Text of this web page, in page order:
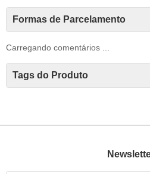
Formas de Parcelamento
Carregando comentários ...
Tags do Produto